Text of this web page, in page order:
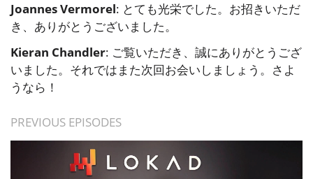
Joannes Vermorel: とても光栄でした。お招きいただ
き、ありがとうございました。
Kieran Chandler: ご覧いただき、誠にありがとうござ
いました。それではまた次回お会いしましょう。さよ
うなら！
PREVIOUS EPISODES